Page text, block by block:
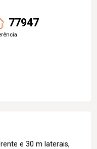
77947
e 30 m laterais,